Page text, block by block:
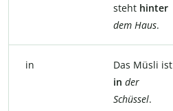
steht hinter
dem Haus.
in
Das Müsli ist
in der
Schüssel.